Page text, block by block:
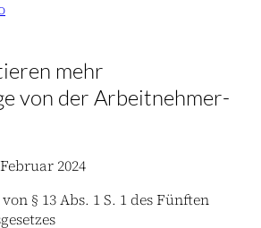
mehr
von der Arbeitnehmer-
2024
§ 13 Abs. 1 S. 1 des Fünften